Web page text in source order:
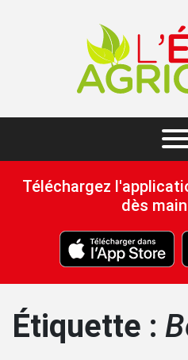
Téléchargez
dès
Étiquette :